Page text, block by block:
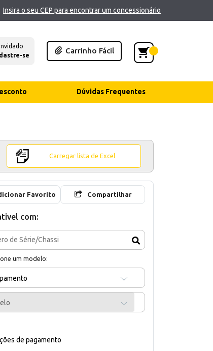
Insira o seu CEP para encontrar um concessionário
se
Carrinho Fácil
Dúvidas Frequentes
Carregar lista de Excel
Favorito Compartilhar
com:
um modelo:
de pagamento